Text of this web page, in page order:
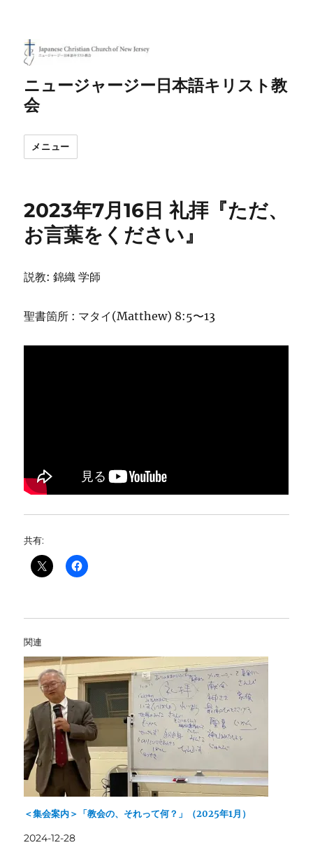
ニュージャージー日本語キリスト教
会
メニュー
2023年7月16日 礼拝『ただ、
お言葉をください』
説教: 錦織 学師
聖書箇所 : マタイ(Matthew) 8:5〜13
共有:
関連
＜集会案内＞「教会の、それって何？」（2025年1月）
2024-12-28